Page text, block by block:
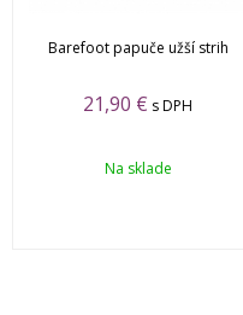
Barefoot papuče užší strih
21,90 € s DPH
Na sklade